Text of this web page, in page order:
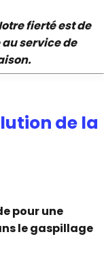
fierté est de
service de
de la
pour une
le gaspillage